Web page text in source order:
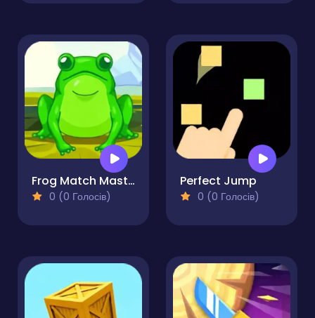
Frog Match Master
0 (0 Голосів)
Perfect Jump
0 (0 Голосів)